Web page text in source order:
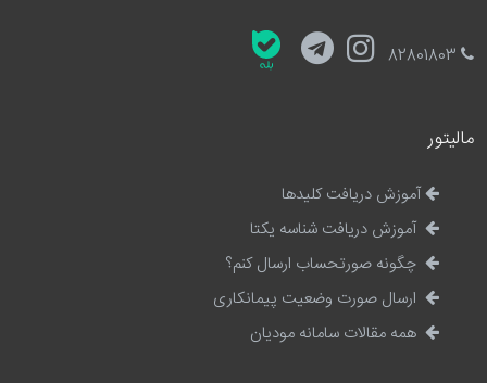
مالیتور
آموزش دریافت کلیدها
آموزش دریافت شناسه یکتا
چگونه صورتحساب ارسال کنم؟
ارسال صورت وضعیت پیمانکاری
همه مقالات سامانه مودیان